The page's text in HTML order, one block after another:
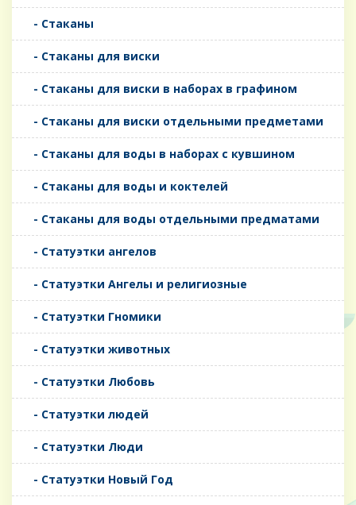
- Стаканы
- Стаканы для виски
- Стаканы для виски в наборах в графином
- Стаканы для виски отдельными предметами
- Стаканы для воды в наборах с кувшином
- Стаканы для воды и коктелей
- Стаканы для воды отдельными предматами
- Статуэтки ангелов
- Статуэтки Ангелы и религиозные
- Статуэтки Гномики
- Статуэтки животных
- Статуэтки Любовь
- Статуэтки людей
- Статуэтки Люди
- Статуэтки Новый Год